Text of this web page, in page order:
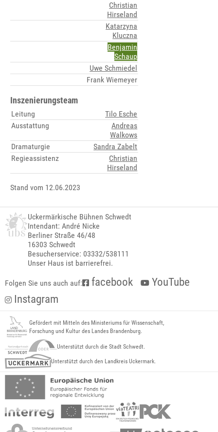
Christian
Hirseland
Katarzyna
Kluczna
Benjamin
Schaup
Uwe Schmiedel
Frank Wiemeyer
Inszenierungsteam
Leitung
Tilo Esche
Ausstattung
Andreas
Walkows
Dramaturgie
Sandra Zabelt
Regieassistenz
Christian
Hirseland
Stand vom 12.06.2023
Uckermärkische Bühnen Schwedt
Intendant: André Nicke
Berliner Straße 46/48
16303 Schwedt
Besucherservice: 03332/538111
Unser Haus ist barrierefrei.
Folgen Sie uns auch auf: facebook
YouTube
Instagram
Gefördert mit Mitteln des Ministeriums für Wissenschaft,
Forschung und Kultur des Landes Brandenburg.
Unterstützt durch die Stadt Schwedt.
Unterstützt durch den Landkreis Uckermark.